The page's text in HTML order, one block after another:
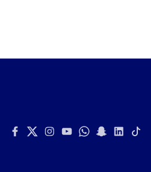
Facebook
TwitterInstagram
YoutubeWhatsapp
Snapchat
Linkedin
Tiktok